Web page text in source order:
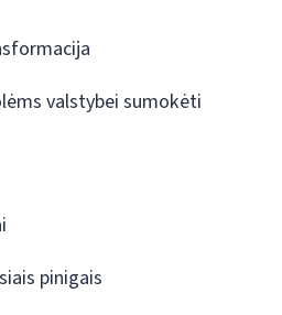
valstybei sumokėti
pinigais